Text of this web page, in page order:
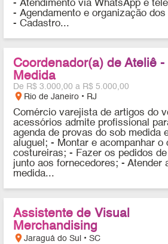
- Atendimento via WhatsApp e
- Agendamento e organização
- Cadastro...
Coordenador(a) de Ateliê -
Medida
De R$ 3.000,00 a R$ 5.000,00
location_on Rio de Janeiro • RJ
Comércio varejista de artigos do
acessórios admite profissional
agenda de provas do sob medida
aluguel; - Montar e acompanhar o
costureiras; - Fazer os pedidos
junto aos fornecedores; - Atender
medida...
Assistente de Visual
Merchandising
location_onJaraguá do Sul • SC